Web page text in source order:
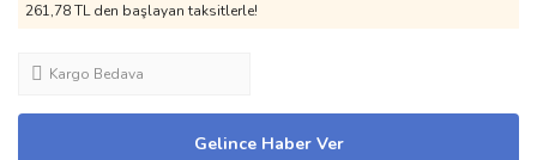
261,78 TL den başlayan taksitlerle!
Kargo Bedava
Gelince Haber Ver